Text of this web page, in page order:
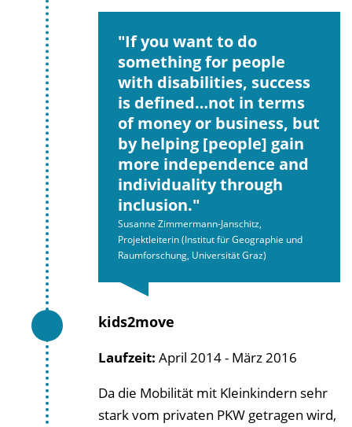
If you want to do
something for people
with disabilities, success
is defined…not in terms
of money or business, but
by helping [people] gain
more independence and
individuality through
inclusion.
Susanne Zimmermann-Janschitz,
Projektleiterin (Institut für Geographie und
Raumforschung, Universität Graz)
kids2move
Laufzeit: April 2014 - März 2016
Da die Mobilität mit Kleinkindern sehr
stark vom privaten PKW getragen wird,